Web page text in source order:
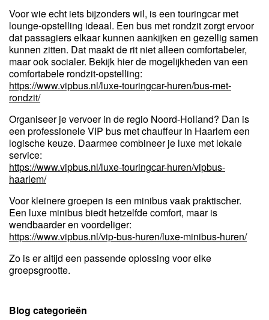
Voor wie echt iets bijzonders wil, is een touringcar met
lounge-opstelling ideaal. Een bus met rondzit zorgt ervoor
dat passagiers elkaar kunnen aankijken en gezellig samen
kunnen zitten. Dat maakt de rit niet alleen comfortabeler,
maar ook socialer. Bekijk hier de mogelijkheden van een
comfortabele rondzit-opstelling:
https://www.vipbus.nl/luxe-touringcar-huren/bus-met-
rondzit/
Organiseer je vervoer in de regio Noord-Holland? Dan is
een professionele VIP bus met chauffeur in Haarlem een
logische keuze. Daarmee combineer je luxe met lokale
service:
https://www.vipbus.nl/luxe-touringcar-huren/vipbus-
haarlem/
Voor kleinere groepen is een minibus vaak praktischer.
Een luxe minibus biedt hetzelfde comfort, maar is
wendbaarder en voordeliger:
https://www.vipbus.nl/vip-bus-huren/luxe-minibus-huren/
Zo is er altijd een passende oplossing voor elke
groepsgrootte.
Blog categorieën